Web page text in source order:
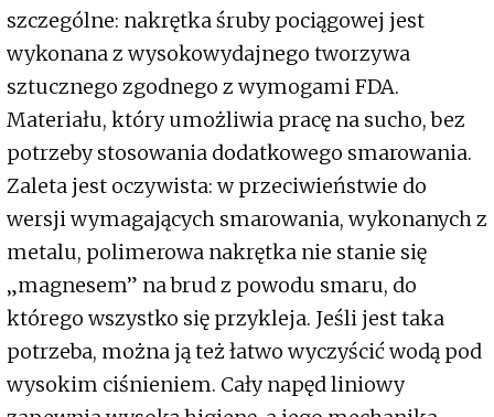
szczególne: nakrętka śruby pociągowej jest
wykonana z wysokowydajnego tworzywa
sztucznego zgodnego z wymogami FDA.
Materiału, który umożliwia pracę na sucho, bez
potrzeby stosowania dodatkowego smarowania.
Zaleta jest oczywista: w przeciwieństwie do
wersji wymagających smarowania, wykonanych z
metalu, polimerowa nakrętka nie stanie się
„magnesem” na brud z powodu smaru, do
którego wszystko się przykleja. Jeśli jest taka
potrzeba, można ją też łatwo wyczyścić wodą pod
wysokim ciśnieniem. Cały napęd liniowy